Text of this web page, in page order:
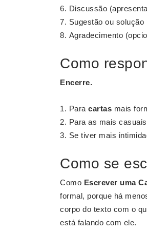
Discussão
Sugestão ou
Agradecimento
Como
Encerre.
Para cartas mais
Para as mais
Se tiver mais
Como se
Como Escrever uma
formal, porque há
corpo do texto com o
está falando com ele.